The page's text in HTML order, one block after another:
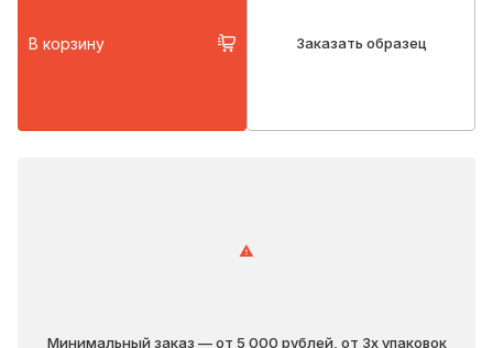
В корзину Заказать образец
Минимальный заказ — от 5 000 рублей, от 3х упаковок